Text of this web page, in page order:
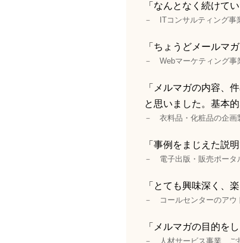
「なんとなく続けて
－ ITコンサルティング
「ちょうどメールマ
－ Webマーケティング
「メルマガの内容、
と思いました。基本
－ 衣料品・化粧品の企
「事例をまじえた説
－ 電子出版・販売ポー
「とても興味深く、
－ コールセンターのアウ
「メルマガの目的を
－ 人材サービス事業 ご